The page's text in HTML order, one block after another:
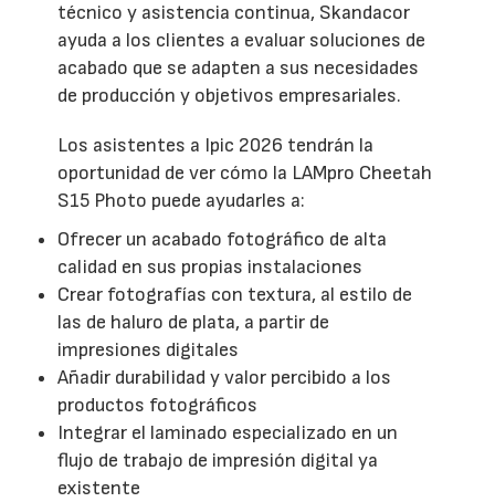
técnico y asistencia continua, Skandacor
ayuda a los clientes a evaluar soluciones de
acabado que se adapten a sus necesidades
de producción y objetivos empresariales.
Los asistentes a Ipic 2026 tendrán la
oportunidad de ver cómo la LAMpro Cheetah
S15 Photo puede ayudarles a:
Ofrecer un acabado fotográfico de alta
calidad en sus propias instalaciones
Crear fotografías con textura, al estilo de
las de haluro de plata, a partir de
impresiones digitales
Añadir durabilidad y valor percibido a los
productos fotográficos
Integrar el laminado especializado en un
flujo de trabajo de impresión digital ya
existente